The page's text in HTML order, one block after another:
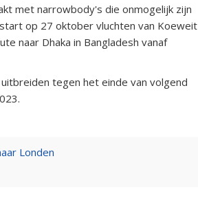
met narrowbody's die onmogelijk zijn
op 27 oktober vluchten van Koeweit
naar Dhaka in Bangladesh vanaf
tegen het einde van volgend
Londen